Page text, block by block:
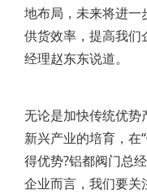
地布局，未来将进一
供货效率，提高我们
经理赵东东说道。
无论是加快传统优势
新兴产业的培育，在
得优势?铝都阀门总
企业而言，我们要关